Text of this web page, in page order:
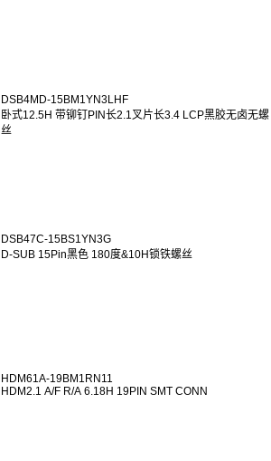
DSB4MD-15BM1YN3LHF
卧式12.5H 带铆钉PIN长2.1叉片长3.4 LCP黑胶无卤无螺
丝
DSB47C-15BS1YN3G
D-SUB 15Pin黑色 180度&10H锁铁螺丝
HDM61A-19BM1RN11
HDM2.1 A/F R/A 6.18H 19PIN SMT CONN